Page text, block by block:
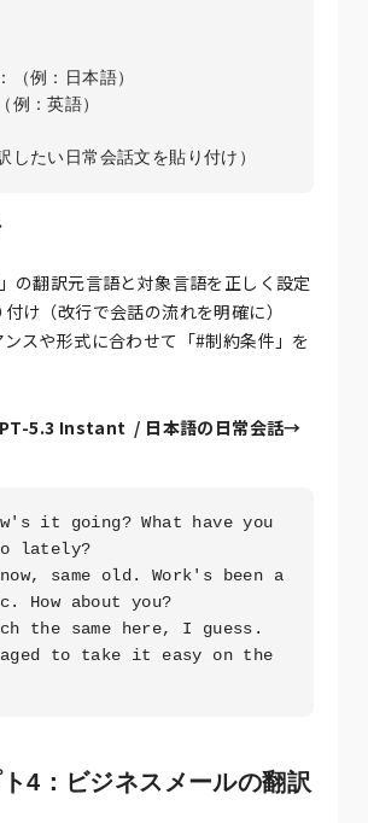
（例：日本語）
例：英語）
したい日常会話文を貼り付け）
の翻訳元言語と対象言語を正しく設定
け（改行で会話の流れを明確に）
スや形式に合わせて「#制約条件」を
5.3 Instant / 日本語の日常会話→
it going? What have you
lately?
same old. Work's been a
How about you?
the same here, I guess.
to take it easy on the
4：ビジネスメールの翻訳